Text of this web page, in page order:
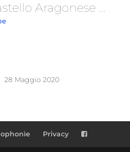
10 Castello Aragonese -1915
28 Maggio 2020
Privacy